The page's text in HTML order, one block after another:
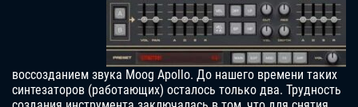
воссозданием звука Moog Apollo. До нашего времени таких
синтезаторов (работающих) осталось только два. Трудность